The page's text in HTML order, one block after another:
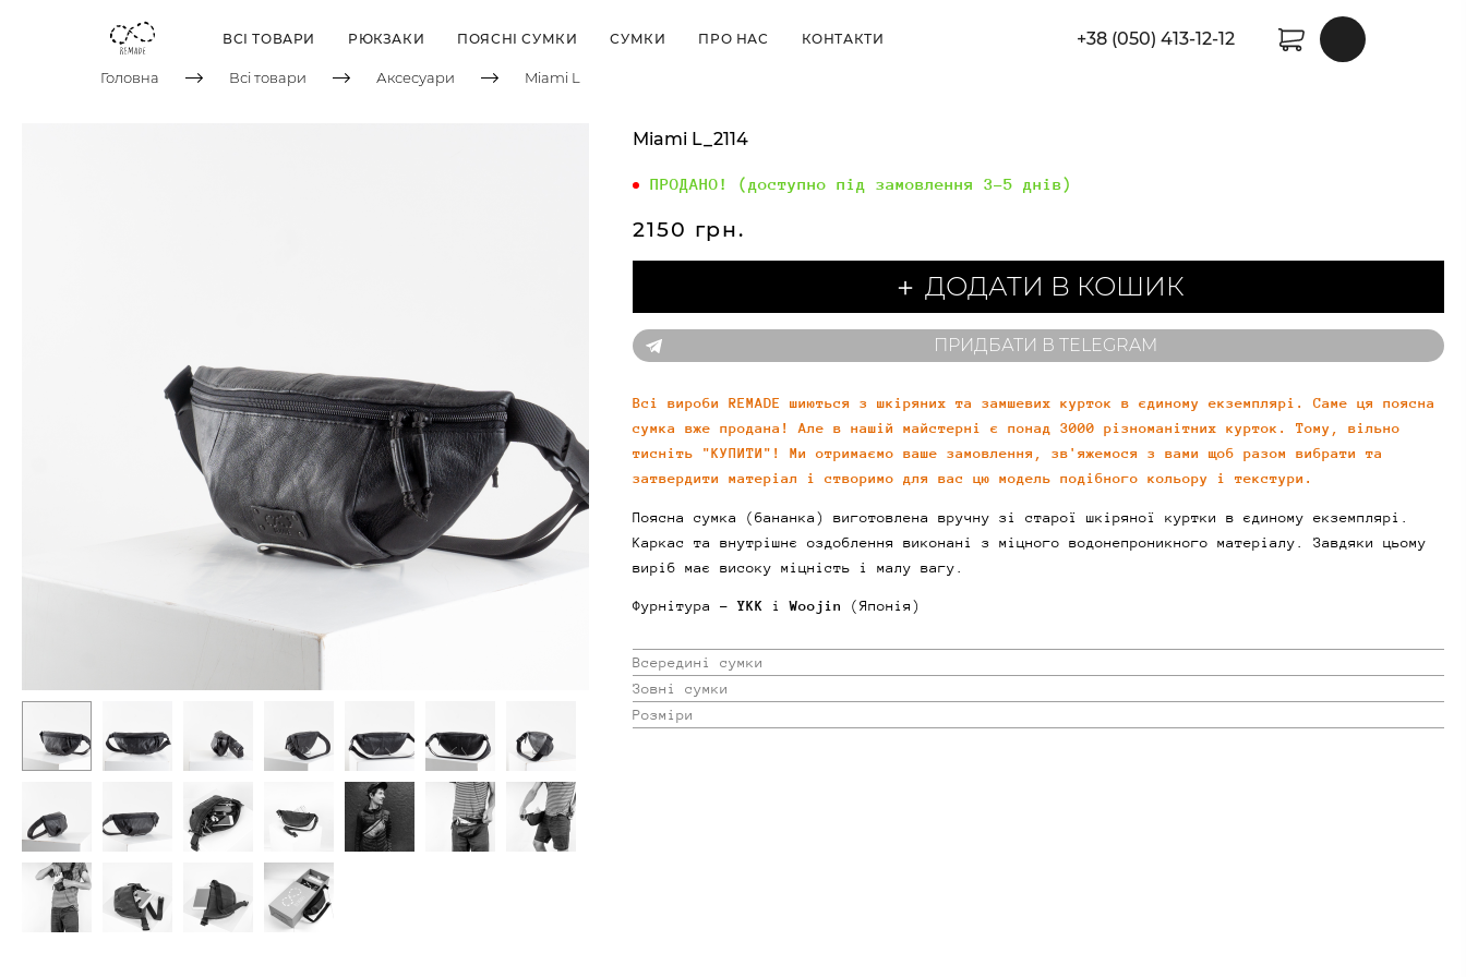
ВСІ ТОВАРИ РЮКЗАКИ ПОЯСНІ СУМКИ СУМКИ ПРО НАС КОНТАКТИ +38 (050) 413-12-12
Головна Всі товари Аксесуари Miami L
Miami L_2114
ПРОДАНО! (доступно під замовлення 3-5 днів)
2150 грн.
＋ ДОДАТИ В КОШИК
ПРИДБАТИ В TELEGRAM
Всі вироби REMADE шиються з шкіряних та замшевих курток в єдиному екземплярі. Саме ця поясна
сумка вже продана! Але в нашій майстерні є понад 3000 різноманітних курток. Тому, вільно
тисніть "КУПИТИ"! Ми отримаємо ваше замовлення, зв'яжемося з вами щоб разом вибрати та
затвердити матеріал і створимо для вас цю модель подібного кольору і текстури.
Поясна сумка (бананка) виготовлена вручну зі старої шкіряної куртки в єдиному екземплярі.
Каркас та внутрішнє оздоблення виконані з міцного водонепроникного матеріалу. Завдяки цьому
виріб має високу міцність і малу вагу.
Фурнітура -YKK іWoojin (Японія)
Всередині сумки
Зовні сумки
Розміри